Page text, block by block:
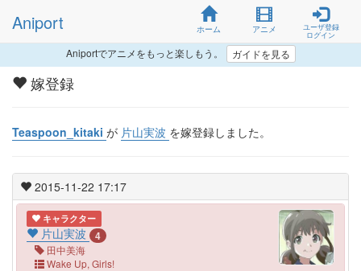
Aniport ホーム アニメ
ユーザ登録
ログイン
Aniportでアニメをもっと楽しもう。 ガイドを見る
嫁登録
Teaspoon_kitaki が 片山実波 を嫁登録しました。
2015-11-22 17:17
キャラクター
片山実波 4
田中美海
Wake Up, Girls!